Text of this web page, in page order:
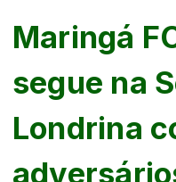
Maringá
segue na
Londrina